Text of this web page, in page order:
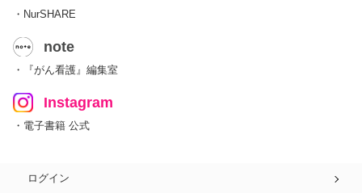
・NurSHARE
note
・『がん看護』編集室
Instagram
・電子書籍 公式
ログイン